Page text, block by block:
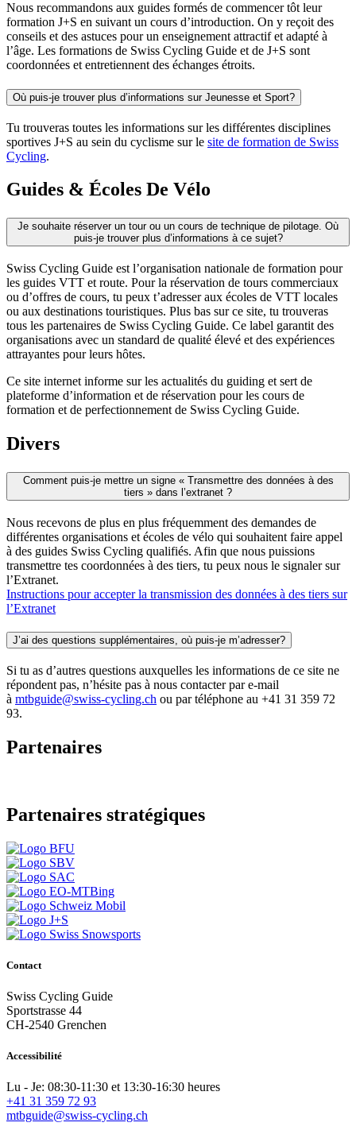
Nous recommandons aux guides formés de commencer tôt leur
formation J+S en suivant un cours d’introduction. On y reçoit des
conseils et des astuces pour un enseignement attractif et adapté à
l’âge. Les formations de Swiss Cycling Guide et de J+S sont
coordonnées et entretiennent des échanges étroits.
Où puis-je trouver plus d’informations sur Jeunesse et Sport?
Tu trouveras toutes les informations sur les différentes disciplines
sportives J+S au sein du cyclisme sur le site de formation de Swiss
Cycling.
Guides & Écoles De Vélo
Je souhaite réserver un tour ou un cours de technique de pilotage. Où
puis-je trouver plus d’informations à ce sujet?
Swiss Cycling Guide est l’organisation nationale de formation pour
les guides VTT et route. Pour la réservation de tours commerciaux
ou d’offres de cours, tu peux t’adresser aux écoles de VTT locales
ou aux destinations touristiques. Plus bas sur ce site, tu trouveras
tous les partenaires de Swiss Cycling Guide. Ce label garantit des
organisations avec un standard de qualité élevé et des expériences
attrayantes pour leurs hôtes.
Ce site internet informe sur les actualités du guiding et sert de
plateforme d’information et de réservation pour les cours de
formation et de perfectionnement de Swiss Cycling Guide.
Divers
Comment puis-je mettre un signe « Transmettre des données à des
tiers » dans l’extranet ?
Nous recevons de plus en plus fréquemment des demandes de
différentes organisations et écoles de vélo qui souhaitent faire appel
à des guides Swiss Cycling qualifiés. Afin que nous puissions
transmettre tes coordonnées à des tiers, tu peux nous le signaler sur
l’Extranet.
Instructions pour accepter la transmission des données à des tiers sur
l’Extranet
J’ai des questions supplémentaires, où puis-je m’adresser?
Si tu as d’autres questions auxquelles les informations de ce site ne
répondent pas, n’hésite pas à nous contacter par e-mail
à mtbguide@swiss-cycling.ch ou par téléphone au +41 31 359 72
93.
Partenaires
Partenaires stratégiques
Contact
Swiss Cycling Guide
Sportstrasse 44
CH-2540 Grenchen
Accessibilité
Lu - Je: 08:30-11:30 et 13:30-16:30 heures
+41 31 359 72 93
mtbguide@swiss-cycling.ch